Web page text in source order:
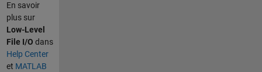
En savoir
plus sur
Low-Level
File I/O dans
Help Center
et MATLAB